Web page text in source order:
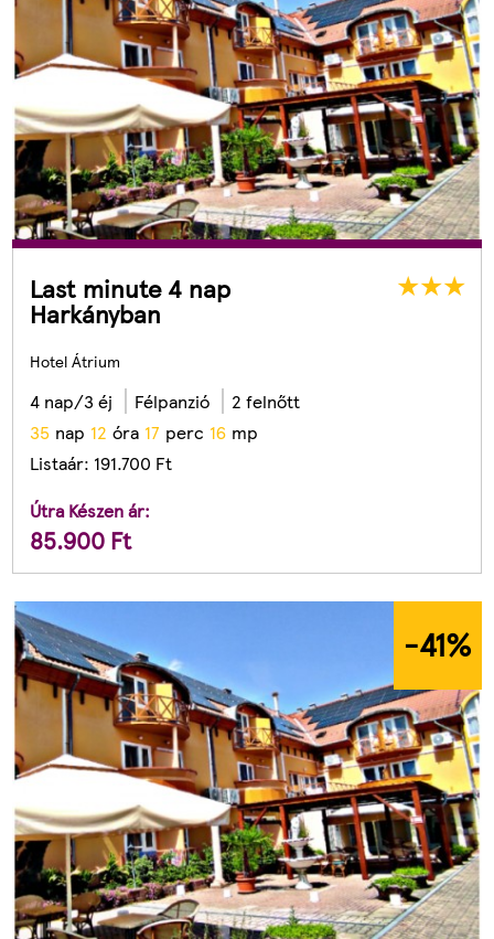
Last minute 4 nap
Harkányban
Hotel Átrium
4 nap/3 éj Félpanzió
2 felnőtt
35 nap 12 óra 17 perc 14 mp
Listaár: 191.700 Ft
Útra Készen ár:
85.900 Ft
-41%